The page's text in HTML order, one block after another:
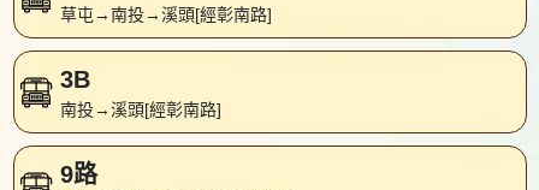
草屯→南投→溪頭[經彰南路]
3B
南投→溪頭[經彰南路]
9路